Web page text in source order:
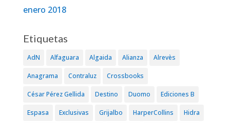
enero 2018
Etiquetas
AdN Alfaguara Algaida Alianza Alrevès
Anagrama Contraluz Crossbooks
César Pérez Gellida Destino Duomo Ediciones B
Espasa Exclusivas Grijalbo HarperCollins Hidra